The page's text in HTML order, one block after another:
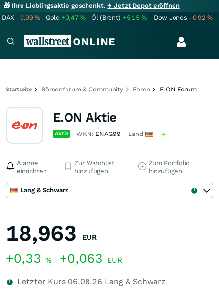
🎁 Ihre Lieblingsaktie geschenkt.→ Jetzt Depot eröffnen
DAX -0,09% Gold +0,47% Öl (Brent) +5,15% Dow Jones -0,92%
Startseite Börsenforum & Community Foren E.ON Forum
E.ON Aktie
Aktie WKN: ENAG99 Land
Alarme
einrichten
Zur Watchlist
hinzufügen
Zum Portfolio
hinzufügen
Lang & Schwarz
18,963 EUR
+0,33 % +0,063 EUR
Letzter Kurs 06.08.26 Lang & Schwarz